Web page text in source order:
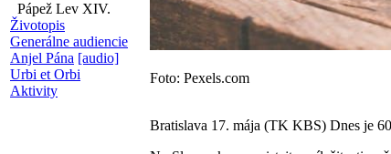
Pápež Lev XIV.
Životopis
Generálne audiencie
Anjel Pána [audio]
Urbi et Orbi
Aktivity
Foto: Pexels.com
Bratislava 17. mája (TK KBS) Dnes je